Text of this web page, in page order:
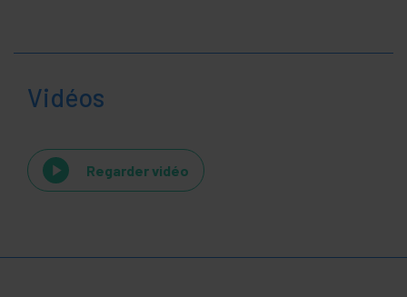
Vidéos
Regarder vidéo